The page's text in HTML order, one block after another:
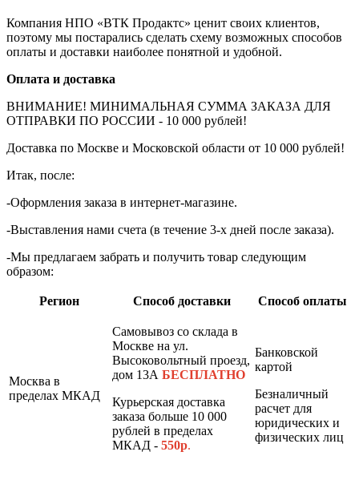
Компания НПО «ВТК Продактс» ценит своих клиентов,
поэтому мы постарались сделать схему возможных способов
оплаты и доставки наиболее понятной и удобной.
Оплата и доставка
ВНИМАНИЕ! МИНИМАЛЬНАЯ СУММА ЗАКАЗА ДЛЯ
ОТПРАВКИ ПО РОССИИ - 10 000 рублей!
Доставка по Москве и Московской области от 10 000 рублей!
Итак, после:
-Оформления заказа в интернет-магазине.
-Выставления нами счета (в течение 3-х дней после заказа).
-Мы предлагаем забрать и получить товар следующим
образом:
Регион Способ доставки Способ оплаты
Москва в
пределах МКАД
Самовывоз со склада в
Москве на ул.
Высоковольтный проезд,
дом 13А БЕСПЛАТНО
Курьерская доставка
заказа больше 10 000
рублей в пределах
МКАД - 550р.
Банковской
картой
Безналичный
расчет для
юридических и
физических лиц